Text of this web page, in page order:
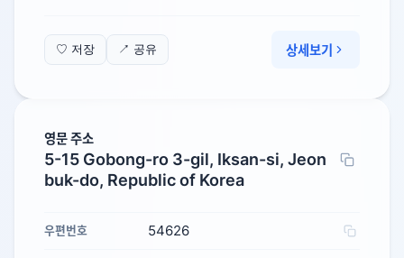
♡ 저장 ↗ 공유 상세보기
영문 주소
5-15 Gobong-ro 3-gil, Iksan-si, Jeon
buk-do, Republic of Korea
우편번호 54626